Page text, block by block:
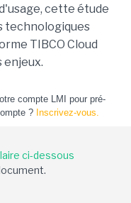
cette étude
technologiques
TIBCO Cloud
enjeux.
compte LMI pour pré-
? Inscrivez-vous.
ci-dessous